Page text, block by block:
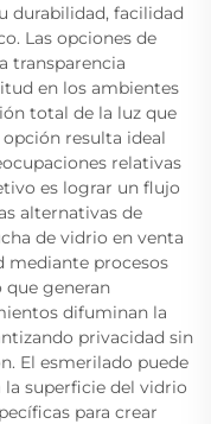
durabilidad, facilidad
Las opciones de
transparencia
en los ambientes
total de la luz que
resulta ideal
relativas
es lograr un flujo
alternativas de
de vidrio en venta
mediante procesos
que generan
difuminan la
privacidad sin
El esmerilado puede
superficie del vidrio
para crear